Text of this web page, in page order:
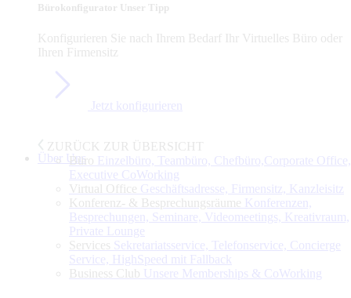
Bürokonfigurator Unser Tipp
Konfigurieren Sie nach Ihrem Bedarf Ihr Virtuelles Büro oder
Ihren Firmensitz
Jetzt konfigurieren
ZURÜCK ZUR ÜBERSICHT
Büro Einzelbüro, Teambüro, Chefbüro,Corporate Office,
Executive CoWorking
Virtual Office Geschäftsadresse, Firmensitz, Kanzleisitz
Konferenz- & Besprechungsräume Konferenzen,
Besprechungen, Seminare, Videomeetings, Kreativraum,
Private Lounge
Services Sekretariatsservice, Telefonservice, Concierge
Service, HighSpeed mit Fallback
Business Club Unsere Memberships & CoWorking
Über Uns